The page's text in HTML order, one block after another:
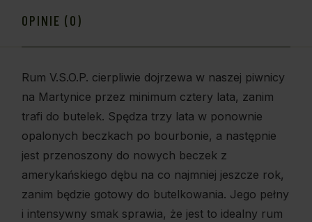
OPINIE (0)
Rum V.S.O.P. cierpliwie dojrzewa w naszej piwnicy
na Martynice przez minimum cztery lata, zanim
trafi do butelek. Spędza trzy lata w ponownie
opalonych beczkach po bourbonie, a następnie
jest przenoszony do nowych beczek z
amerykańskiego dębu na co najmniej jeszcze rok,
zanim będzie gotowy do butelkowania. Jego pełny
i intensywny smak sprawia, że jest to idealny rum